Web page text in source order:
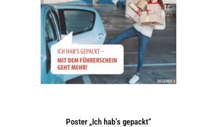
Poster „Ich hab’s gepackt“